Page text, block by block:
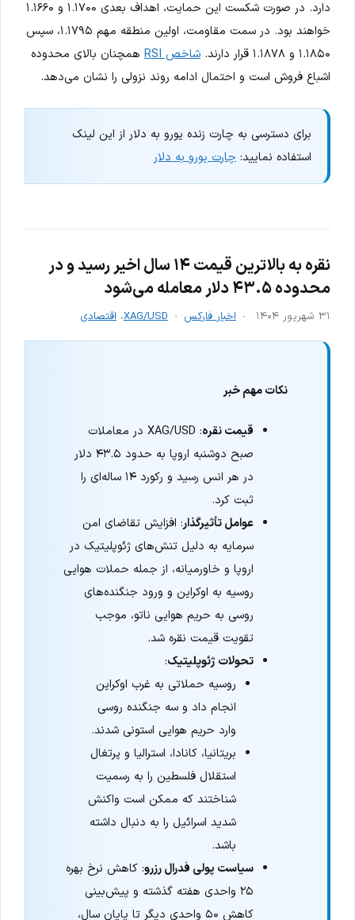
دارد. در صورت شکست این حمایت، اهداف بعدی ۱.۱۷۰۰ و ۱.۱۶۶۰
خواهند بود. در سمت مقاومت، اولین منطقه مهم ۱.۱۷۹۵، سپس
۱.۱۸۵۰ و ۱.۱۸۷۸ قرار دارند.
شاخص RSI
همچنان بالای محدوده
اشباع فروش است و احتمال ادامه روند نزولی را نشان می‌دهد.
برای دسترسی به چارت زنده یورو به دلار از این لینک
استفاده نمایید: چارت یورو به دلار
نقره به بالاترین قیمت ۱۴ سال اخیر رسید و در
محدوده ۴۳.۵ دلار معامله می‌شود
۳۱ شهریور ۱۴۰۴ اخبار فارکس XAG/USD، اقتصادی
نکات مهم خبر
قیمت نقره
: XAG/USD در معاملات
صبح دوشنبه اروپا به حدود ۴۳.۵ دلار
در هر انس رسید و رکورد ۱۴ ساله‌ای را
ثبت کرد.
عوامل تأثیرگذار: افزایش تقاضای امن
سرمایه به دلیل تنش‌های ژئوپلیتیک در
اروپا و خاورمیانه، از جمله حملات هوایی
روسیه به اوکراین و ورود جنگنده‌های
روسی به حریم هوایی ناتو، موجب
تقویت قیمت نقره شد.
تحولات ژئوپلیتیک:
روسیه حملاتی به غرب اوکراین
انجام داد و سه جنگنده روسی
وارد حریم هوایی استونی شدند.
بریتانیا، کانادا، استرالیا و پرتغال
استقلال فلسطین را به رسمیت
شناختند که ممکن است واکنش
شدید اسرائیل را به دنبال داشته
باشد.
سیاست پولی فدرال رزرو: کاهش نرخ بهره
۲۵ واحدی هفته گذشته و پیش‌بینی
کاهش ۵۰ واحدی دیگر تا پایان سال،